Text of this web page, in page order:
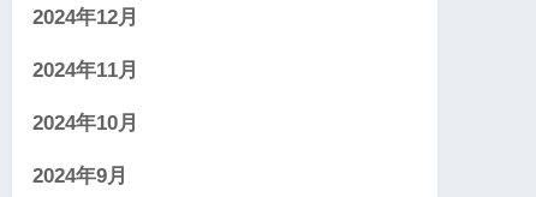
2024年12月
2024年11月
2024年10月
2024年9月